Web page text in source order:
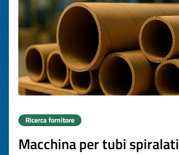
Ricerca fornitore
Macchina per tubi spiralati